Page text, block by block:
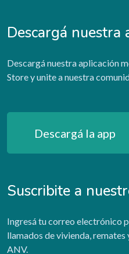
Descargá nuestra
Descargá nuestra aplicación
Store y unite a nuestra
Descargá la app
Suscribite a
Ingresá tu correo electrónico
llamados de vivienda, remates
ANV.